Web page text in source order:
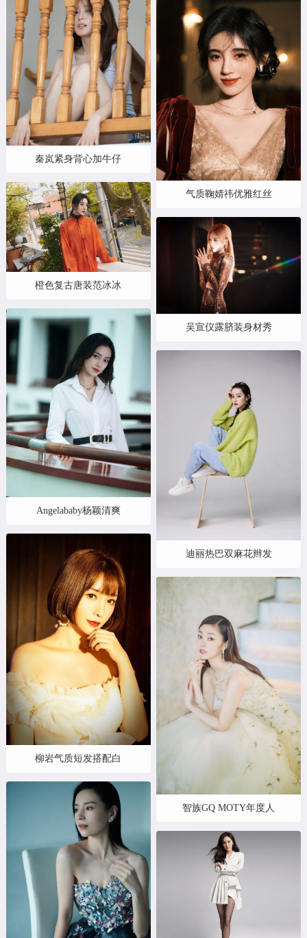
秦岚紧身背心加牛仔
橙色复古唐装范冰冰
Angelababy杨颖清爽
柳岩气质短发搭配白
气质鞠婧祎优雅红丝
吴宣仪露脐装身材秀
迪丽热巴双麻花辫发
智族GQ MOTY年度人